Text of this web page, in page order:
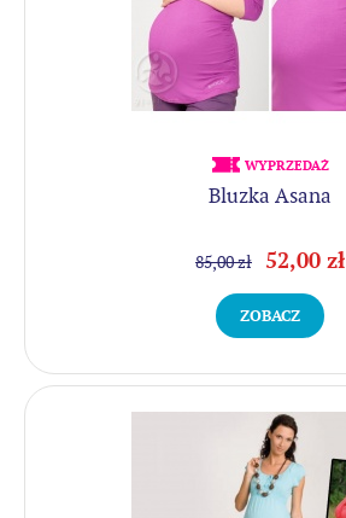
WYPRZEDAŻ
Bluzka Asana
85,00 zł 52,00 zł
ZOBACZ